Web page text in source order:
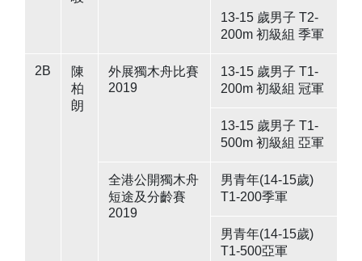
13-15 歲男子 T2-
200m 初級組 季軍
2B
陳
柏
朗
外展獨木舟比賽
2019
13-15 歲男子 T1-
200m 初級組 冠軍
13-15 歲男子 T1-
500m 初級組 亞軍
全港公開獨木舟
短途及分齡賽
2019
男青年(14-15歲)
T1-200季軍
男青年(14-15歲)
T1-500亞軍